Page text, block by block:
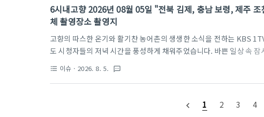
된 다양한 출연 식당과 업체 정보들을 하나하나 꼼꼼하게 정리하여 여
간: 월-금 18:35 KBS 2TVKBS 2TV 생생정보 공식 홈페이지 바로가기
6시내고향 2026년 08월 05일 "전북 김제, 충남 보령, 제주
체 촬영장소 촬영지
고향의 따스한 온기와 활기찬 농어촌의 생생한 소식을 전하는 KBS
도 시청자들의 저녁 시간을 풍성하게 채워주었습니다. 바쁜 일상 속 잠
은 김제의 맛집부터 보령의 축제 현장, 그리고 제주의 싱그러운 풋귤까
리 이웃들의 진솔한 삶이 담긴 2026년 08월 05일 방영분, 과연 어떤 다
었을까요? 소중한 우리 농수산물과 함께하는 알찬 정보들을 지금 바로
format_list_bulleted 이슈 · 2026. 8. 5. textsms
navigate_before 1 2 3 4